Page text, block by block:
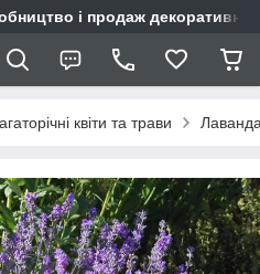
і продаж декоративних
квіти та трави